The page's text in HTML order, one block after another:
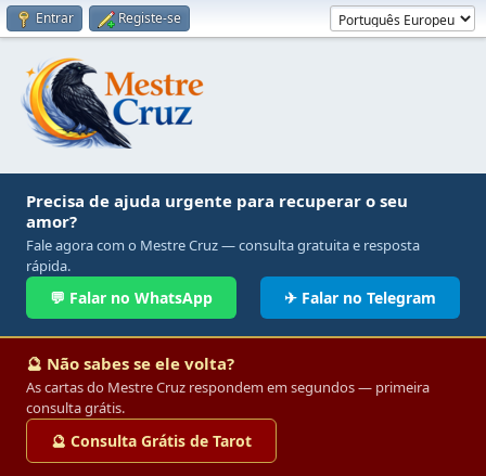
Entrar Registe-se
Precisa de ajuda urgente para recuperar o seu
amor?
Fale agora com o Mestre Cruz — consulta gratuita e resposta
rápida.
💬 Falar no WhatsApp ✈ Falar no Telegram
🔮 Não sabes se ele volta?
As cartas do Mestre Cruz respondem em segundos — primeira
consulta grátis.
🔮 Consulta Grátis de Tarot